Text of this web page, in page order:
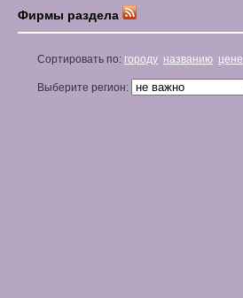
Фирмы раздела
Сортировать по: городу названию цене
Выберите регион: